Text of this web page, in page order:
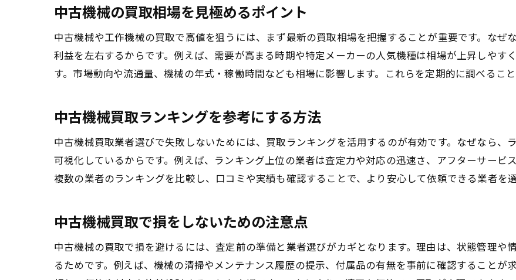
中古工作機械を売却する際の注意点まとめ
中古工作機械売却時のトラブル回避策
機械の情報開示で査定額が変わる理由
中古工作機械買取の注意事項とポイント
機械買取価格の交渉時に押さえるコツ
口コミ情報と相場を参考に判断する大切さ
機械買取で納得の取引を実現するためのヒント
機械買取で納得価格を得る交渉術を紹介
機械買取ランキング情報の見極めポイント
工場機械買取の専門業者を選ぶメリット
不要機械買取で後悔しないための準備
中古機械の買取相場を見極めるポイント
中古機械や工作機械の買取で高値を狙うには、まず最新の買取相場を把握することが重要です。なぜ
利益を左右するからです。例えば、需要が高まる時期や特定メーカーの人気機種は相場が上昇しやす
す。市場動向や流通量、機械の年式・稼働時間なども相場に影響します。これらを定期的に調べるこ
中古機械買取ランキングを参考にする方法
中古機械買取業者選びで失敗しないためには、買取ランキングを活用するのが有効です。なぜなら、
可視化しているからです。例えば、ランキング上位の業者は査定力や対応の迅速さ、アフターサービ
複数の業者のランキングを比較し、口コミや実績も確認することで、より安心して依頼できる業者を選
中古機械買取で損をしないための注意点
中古機械の買取で損を避けるには、査定前の準備と業者選びがカギとなります。理由は、状態管理や
るためです。例えば、機械の清掃やメンテナンス履歴の提示、付属品の有無を事前に確認することが